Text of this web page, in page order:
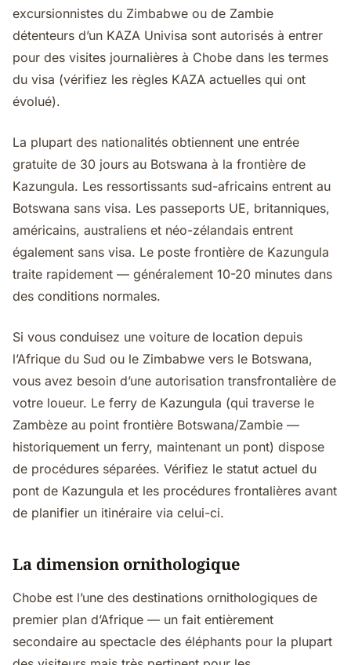
excursionnistes du Zimbabwe ou de Zambie
détenteurs d’un KAZA Univisa sont autorisés à entrer
pour des visites journalières à Chobe dans les termes
du visa (vérifiez les règles KAZA actuelles qui ont
évolué).
La plupart des nationalités obtiennent une entrée
gratuite de 30 jours au Botswana à la frontière de
Kazungula. Les ressortissants sud-africains entrent au
Botswana sans visa. Les passeports UE, britanniques,
américains, australiens et néo-zélandais entrent
également sans visa. Le poste frontière de Kazungula
traite rapidement — généralement 10-20 minutes dans
des conditions normales.
Si vous conduisez une voiture de location depuis
l’Afrique du Sud ou le Zimbabwe vers le Botswana,
vous avez besoin d’une autorisation transfrontalière de
votre loueur. Le ferry de Kazungula (qui traverse le
Zambèze au point frontière Botswana/Zambie —
historiquement un ferry, maintenant un pont) dispose
de procédures séparées. Vérifiez le statut actuel du
pont de Kazungula et les procédures frontalières avant
de planifier un itinéraire via celui-ci.
La dimension ornithologique
Chobe est l’une des destinations ornithologiques de
premier plan d’Afrique — un fait entièrement
secondaire au spectacle des éléphants pour la plupart